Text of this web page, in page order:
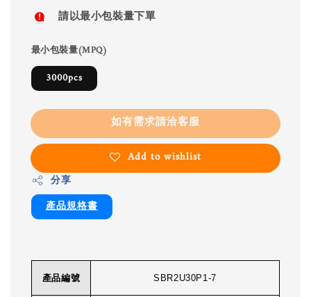
請以最小包裝量下單
最小包裝量(MPQ)
3000pcs
如有需求請洽客服
Add to wishlist
分享
產品規格書
產品編號 SBR2U30P1-7